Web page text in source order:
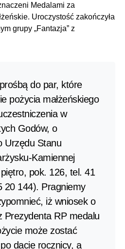
Medalami za
Uroczystość zakończyła
grupy „Fantazja” z
do par, które
pożycia małżeńskiego
w
Godów, o
Urzędu Stanu
Kamiennej
pok. 126, tel. 41
20 144). Pragniemy
iż wniosek o
Prezydenta RP medalu
może zostać
dacie rocznicy, a